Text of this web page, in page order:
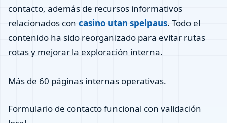
contacto, además de recursos informativos
relacionados con casino utan spelpaus. Todo el
contenido ha sido reorganizado para evitar rutas
rotas y mejorar la exploración interna.
Más de 60 páginas internas operativas.
Formulario de contacto funcional con validación